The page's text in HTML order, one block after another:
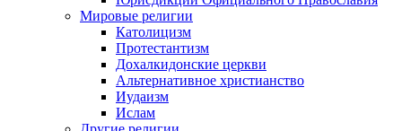
Мировые религии
Католицизм
Протестантизм
Дохалкидонские церкви
Альтернативное христианство
Иудаизм
Ислам